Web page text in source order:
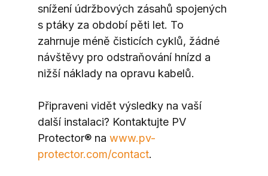
snížení údržbových zásahů spojených
s ptáky za období pěti let. To
zahrnuje méně čisticích cyklů, žádné
návštěvy pro odstraňování hnízd a
nižší náklady na opravu kabelů.
Připraveni vidět výsledky na vaší
další instalaci? Kontaktujte PV
Protector® na www.pv-
protector.com/contact.